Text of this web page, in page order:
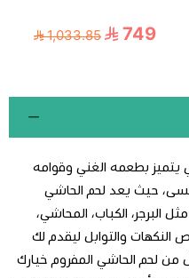
749
1,033.85
بطعمه الغني وقوامه
حيث يعد لحم الحاشي
البرجر، الكباب، المحاشي،
النكهات والتوابل ليقدم لك
من لحم الحاشي المفروم خيارك